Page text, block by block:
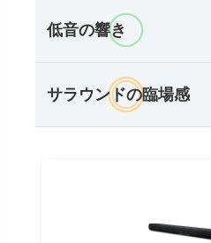
低音の響き
サラウンドの臨場感